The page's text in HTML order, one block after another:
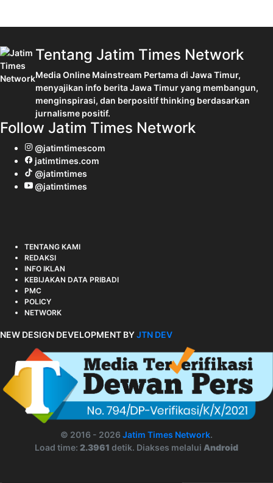
Tentang Jatim Times Network
Media Online Mainstream Pertama di Jawa Timur,
menyajikan info berita Jawa Timur yang membangun,
menginspirasi, dan berpositif thinking berdasarkan
jurnalisme positif.
Follow Jatim Times Network
@jatimtimescom
jatimtimes.com
@jatimtimes
@jatimtimes
TENTANG KAMI
REDAKSI
INFO IKLAN
KEBIJAKAN DATA PRIBADI
PMC
POLICY
NETWORK
NEW DESIGN DEVELOPMENT BYJTN DEV
© 2016 - 2026 Jatim Times Network.
Load time: 2.3961 detik. Diakses melalui Android